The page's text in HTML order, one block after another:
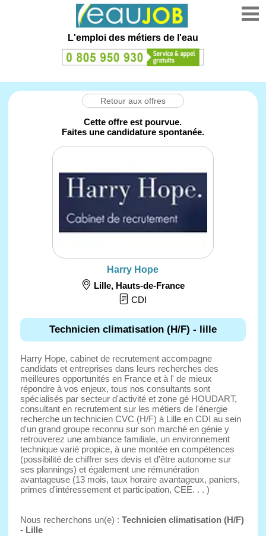
L'emploi des métiers de l'eau
Retour aux offres
Cette offre est pourvue.
Faites une candidature spontanée.
Harry Hope
Lille, Hauts-de-France
CDI
Technicien climatisation (H/F) - lille
Harry Hope, cabinet de recrutement accompagne
candidats et entreprises dans leurs recherches des
meilleures opportunités en France et à l' de mieux
répondre à vos enjeux, tous nos consultants sont
spécialisés par secteur d'activité et zone gé HOUDART,
consultant en recrutement sur les métiers de l'énergie
recherche un technicien CVC (H/F) à Lille en CDI au sein
d'un grand groupe reconnu sur son marché en génie y
retrouverez une ambiance familiale, un environnement
technique varié propice, à une montée en compétences
(possibilité de chiffrer ses devis et d'être autonome sur
ses plannings) et également une rémunération
avantageuse (13 mois, taux horaire avantageux, paniers,
primes d'intéressement et participation, CEE. . . )
Nous recherchons un(e) : Technicien climatisation (H/F)
- Lille